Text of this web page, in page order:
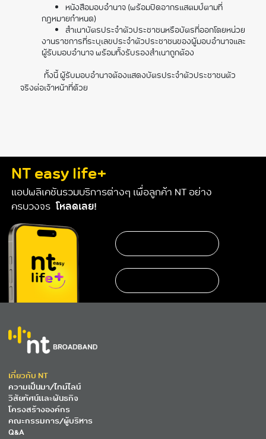
หนังสือมอบอํานาจ (พร้อมปิดอากรแสตมป์ตามที่
กฎหมายกำหนด)
สําเนาบัตรประจําตัวประชาชนหรือบัตรที่ออกโดยหน่วย
งานราชการที่ระบุเลขประจําตัวประชาชนของผู้มอบอํานาจและ
ผู้รับมอบอํานาจ พร้อมทั้งรับรองสำเนาถูกต้อง
ทั้งนี้ ผู้รับมอบอํานาจต้องแสดงบัตรประจําตัวประชาชนตัว
จริงต่อเจ้าหน้าที่ด้วย
NT easy life+
แอปพลิเคชันรวมบริการต่างๆ เพื่อลูกค้า NT อย่าง
ครบวงจร โหลดเลย!
เกี่ยวกับ NT
ความเป็นมา/ไทม์ไลน์
วิสัยทัศน์และพันธกิจ
โครงสร้างองค์กร
คณะกรรมการ/ผู้บริหาร
Q&A